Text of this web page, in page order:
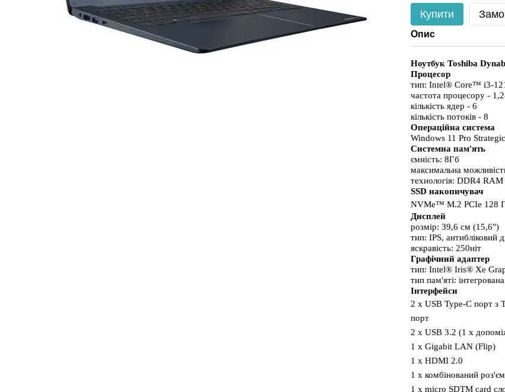
Купити
Опис
Ноутбук Toshiba
Процесор
тип: Intel® Core™ i3-
частота процесору -
кількість ядер - 6
кількість потоків - 8
Операційна система
Windows 11 Pro Strategic
Системна пам'ять
ємність: 8Гб
максимальна
технологія: DDR4
SSD накопичувач
NVMe™ M.2 PCIe 128
Дисплей
розмір: 39,6 см (15,6")
тип: IPS, антибліковий
яскравість: 250ніт
Графічний адаптер
тип: Intel® Iris® Xe
тип пам'яті: інтегрована
Інтерфейси
2 x USB Type-C порт з
порт
2 x USB 3.2 (1 x
1 x Gigabit LAN (Flip)
1 x HDMI 2.0
1 x комбінований
1 x micro SDTM card